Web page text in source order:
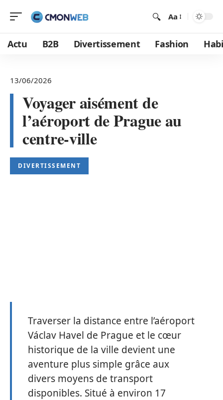
Aa
Actu B2B Divertissement Fashion
13/06/2026
Voyager aisément de
l’aéroport de Prague au
centre-ville
DIVERTISSEMENT
Traverser la distance entre l’aéroport
Václav Havel de Prague et le cœur
historique de la ville devient une
aventure plus simple grâce aux
divers moyens de transport
disponibles. Situé à environ 17